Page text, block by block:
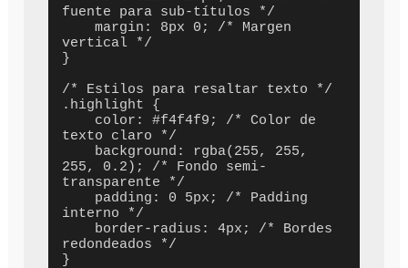
fuente para sub-títulos */
    margin: 8px 0; /* Margen
vertical */
}
/* Estilos para resaltar texto */
.highlight {
texto claro */
255, 0.2); /* Fondo semi-
transparente */
interno */
redondeados */
}